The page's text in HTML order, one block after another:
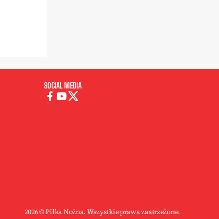
SOCIAL MEDIA
2026 © Piłka Nożna. Wszystkie prawa zastrzeżone.